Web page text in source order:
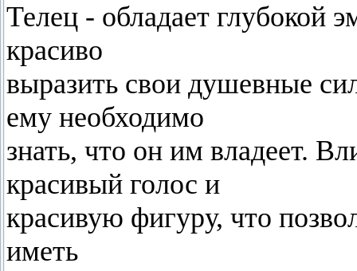
Телец - обладает глубокой
красиво
выразить свои душевные
ему необходимо
знать, что он им владеет.
красивый голос и
красивую фигуру, что
иметь